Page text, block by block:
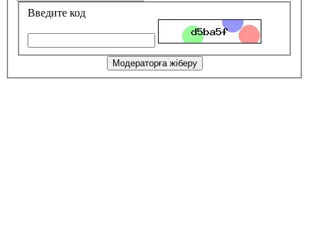
Введите код
Модераторға жіберу